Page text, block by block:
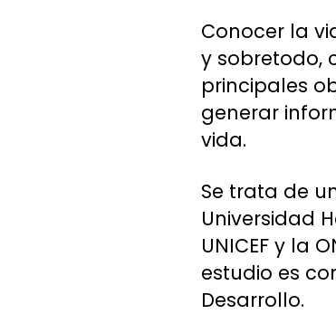
Conocer la
y sobretodo,
principales
generar
vida.
Se trata de
Universidad
UNICEF y la
estudio es
Desarrollo.